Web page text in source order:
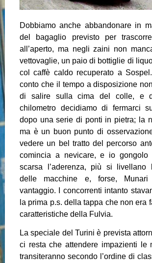
Dobbiamo anche abbandonare in
del bagaglio previsto per
all’aperto, ma negli zaini non
vettovaglie, un paio di bottiglie di
col caffè caldo recuperato a
conto che il tempo a disposizione
di salire sulla cima del colle, e
chilometro decidiamo di fermarci
dopo una serie di ponti in pietra; la
ma è un buon punto di
vedere un bel tratto del percorso
comincia a nevicare, e io gongolo
scarsa l’aderenza, più si livellano
delle macchine e, forse, Munari
vantaggio. I concorrenti intanto
la prima p.s. della tappa che non era
caratteristiche della Fulvia.
La speciale del Turini è prevista
ci resta che attendere impazienti le
transiteranno secondo l’ordine di